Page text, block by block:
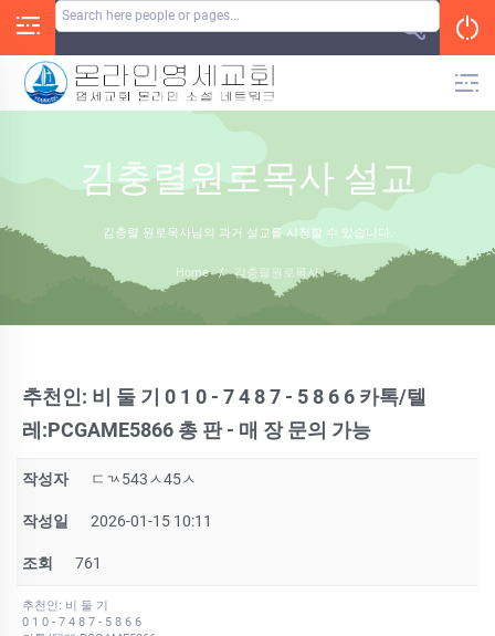
김충렬원로목사 설교
김충렬 원로목사님의 과거 설교를 시청할 수 있습니다.
Home / 김충렬원로목사
추천인: 비 둘 기 0 1 0 - 7 4 8 7 - 5 8 6 6 카톡/텔
레:PCGAME5866 총 판 - 매 장 문의 가능
작성자 ㄷㄳ543ㅅ45ㅅ
작성일 2026-01-15 10:11
조회 761
추천인: 비 둘 기
0 1 0 - 7 4 8 7 - 5 8 6 6